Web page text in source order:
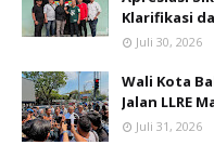
Klarifikasi
Juli 30, 2026
Wali Kota
Jalan LLRE
Juli 31, 2026